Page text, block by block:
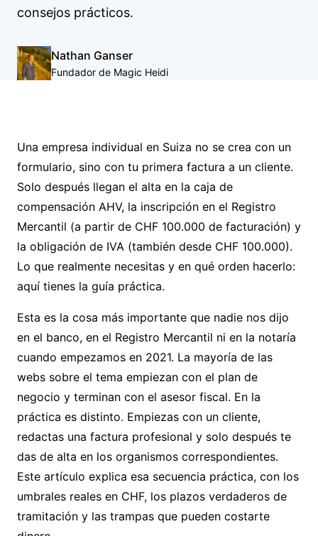
consejos prácticos.
Nathan Ganser
Fundador de Magic Heidi
Una empresa individual en Suiza no se crea con un
formulario, sino con tu primera factura a un cliente.
Solo después llegan el alta en la caja de
compensación AHV, la inscripción en el Registro
Mercantil (a partir de CHF 100.000 de facturación) y
la obligación de IVA (también desde CHF 100.000).
Lo que realmente necesitas y en qué orden hacerlo:
aquí tienes la guía práctica.
Esta es la cosa más importante que nadie nos dijo
en el banco, en el Registro Mercantil ni en la notaría
cuando empezamos en 2021. La mayoría de las
webs sobre el tema empiezan con el plan de
negocio y terminan con el asesor fiscal. En la
práctica es distinto. Empiezas con un cliente,
redactas una factura profesional y solo después te
das de alta en los organismos correspondientes.
Este artículo explica esa secuencia práctica, con los
umbrales reales en CHF, los plazos verdaderos de
tramitación y las trampas que pueden costarte